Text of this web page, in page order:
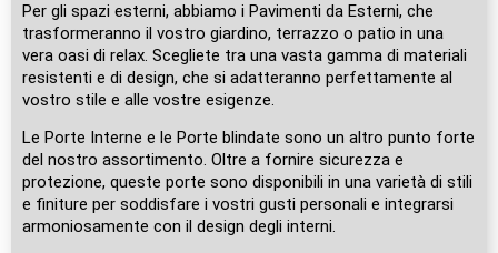
Per gli spazi esterni, abbiamo i Pavimenti da Esterni, che
trasformeranno il vostro giardino, terrazzo o patio in una
vera oasi di relax. Scegliete tra una vasta gamma di materiali
resistenti e di design, che si adatteranno perfettamente al
vostro stile e alle vostre esigenze.
Le Porte Interne e le Porte blindate sono un altro punto forte
del nostro assortimento. Oltre a fornire sicurezza e
protezione, queste porte sono disponibili in una varietà di stili
e finiture per soddisfare i vostri gusti personali e integrarsi
armoniosamente con il design degli interni.